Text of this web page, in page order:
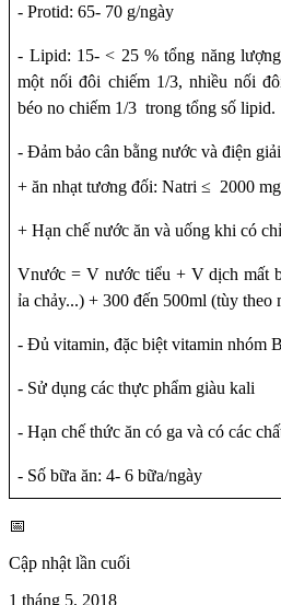
- Protid: 65- 70 g/ngày
- Lipid: 15- < 25 % tổng năng
một nối đôi chiếm 1/3, nhiều nối
béo no chiếm 1/3 trong tổng số lipid.
- Đảm bảo cân bằng nước và điện
+ ăn nhạt tương đối: Natri≤ 2000
+ Hạn chế nước ăn và uống khi có
Vn­ước = V n­ước tiểu + V dịch mất
ỉa chảy...) + 300 đến 500ml (tùy theo
- Đủ vitamin, đặc biệt vitamin nhóm B
- Sử dụng các thực phẩm giàu kali
- Hạn chế thức ăn có ga và có các
- Số bữa ăn: 4- 6 bữa/ngày
📅
Cập nhật lần cuối
1 tháng 5, 2018